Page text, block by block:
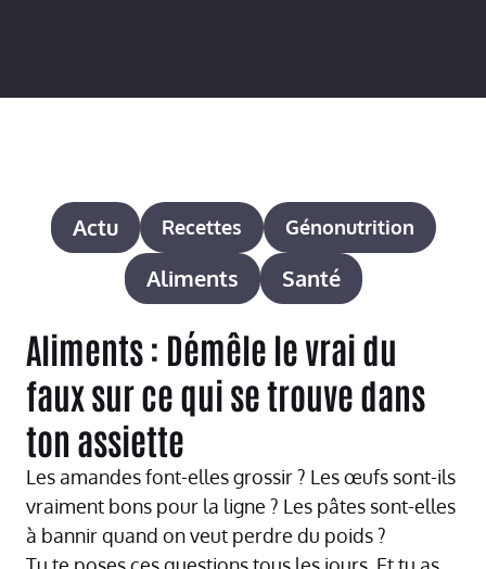
Actu Recettes Génonutrition
Aliments Santé
Aliments : Démêle le vrai du
faux sur ce qui se trouve dans
ton assiette
Les amandes font-elles grossir ? Les œufs sont-ils
vraiment bons pour la ligne ? Les pâtes sont-elles
à bannir quand on veut perdre du poids ?
Tu te poses ces questions tous les jours. Et tu as